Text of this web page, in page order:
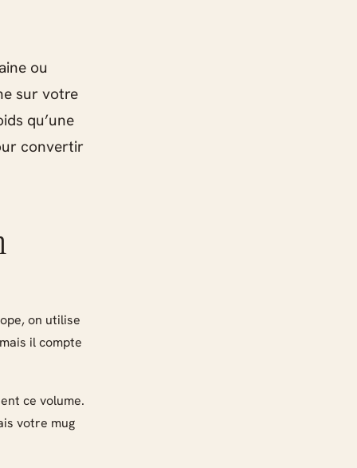
ou
sur votre
qu’une
convertir
on utilise
il compte
ce volume.
votre mug